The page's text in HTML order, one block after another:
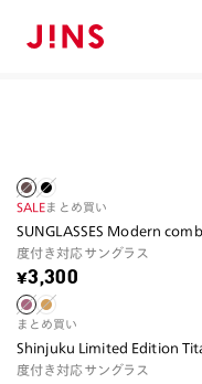
SALEまとめ買い
SUNGLASSES Modern
度付き対応サングラス
¥3,300
まとめ買い
Shinjuku Limited Edition
度付き対応サングラス